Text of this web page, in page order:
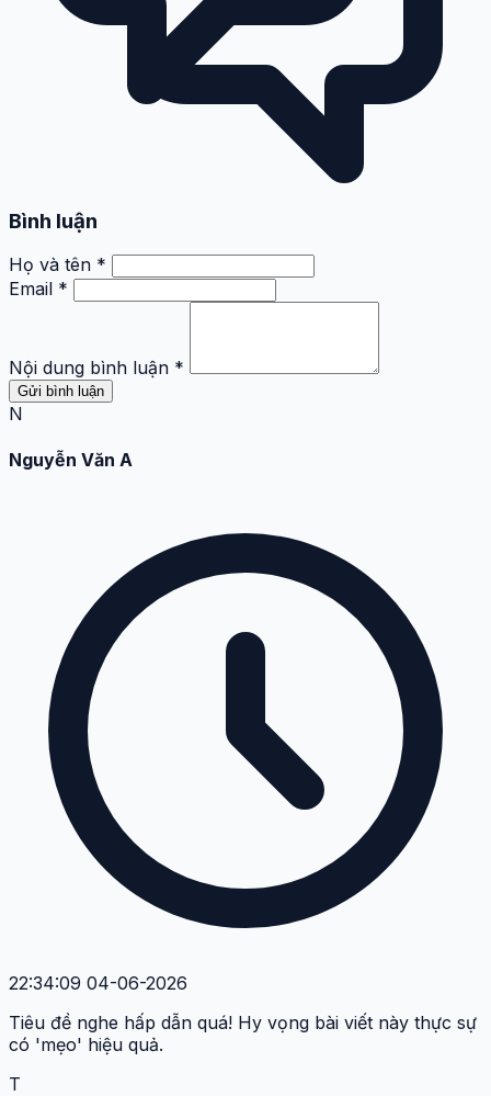
Bình luận
Họ và tên *
Email *
Nội dung bình luận *
Gửi bình luận
N
Nguyễn Văn A
22:34:09 04-06-2026
Tiêu đề nghe hấp dẫn quá! Hy vọng bài viết này thực sự
có 'mẹo' hiệu quả.
T